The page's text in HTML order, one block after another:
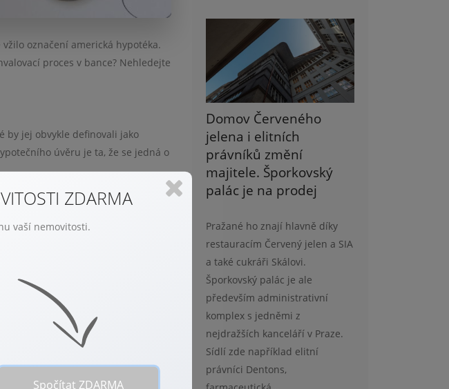
označení americká hypotéka.
proces v bance? Nehledejte
by jej obvykle definovali jako
úvěru je ta, že se jedná o
jako hypotéka. Ať už se jedná o
můžete použít na nákup čehokoliv.
slovy, peníze z úvěru získáte na
Úvěr v bance můžete vyřídit na
je roční míra inflace.
Domov Červeného
jelena i elitních
právníků změní
majitele. Šporkovský
palác je na prodej
Pražané ho znají hlavně díky
restauracím Červený jelen a SIA
a také cukráři Skálovi.
Šporkovský palác je ale
především administrativní
komplex s jedněmi z
nejdražších kanceláří v Praze.
Sídlí zde například elitní
právníci Dentons,
ZDARMA
vaší nemovitosti.
Spočítat ZDARMA